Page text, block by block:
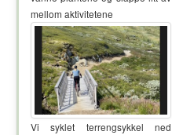
mellom aktivitetene
Vi syklet terrengsykkel ned